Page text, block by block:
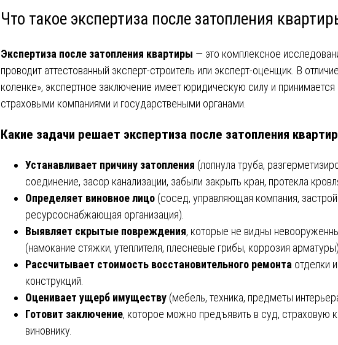
Что такое экспертиза после затопления
Экспертиза после затопления квартиры — это комплексное
проводит аттестованный эксперт-строитель или эксперт-оценщик. В
коленке», экспертное заключение имеет юридическую силу и
страховыми компаниями и государствеными органами.
Какие задачи решает экспертиза после затопления
Устанавливает причину затопления (лопнула труба,
соединение, засор канализации, забыли закрыть кран, протекла
Определяет виновное лицо (сосед, управляющая компания,
ресурсоснабжающая организация).
Выявляет скрытые повреждения, которые не видны
(намокание стяжки, утеплителя, плесневые грибы, коррозия арматуры).
Рассчитывает стоимость восстановительного ремонта отделки
конструкций.
Оценивает ущерб имуществу (мебель, техника, предметы
Готовит заключение, которое можно предъявить в суд, страховую
виновнику.